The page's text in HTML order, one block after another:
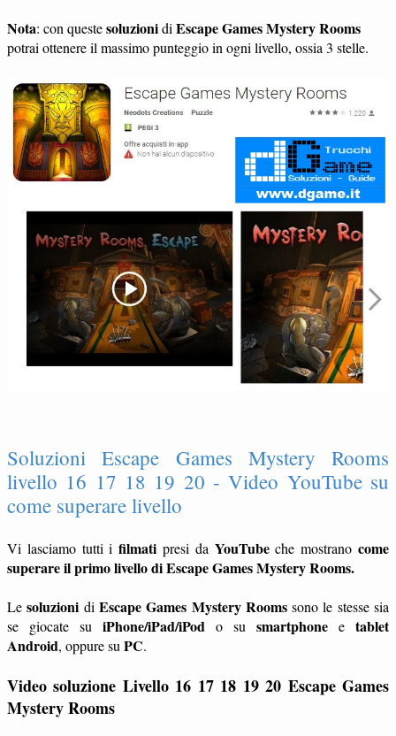
Nota: con questesoluzionidi Escape Games Mystery Rooms
potrai ottenere il massimo punteggio in ogni livello, ossia 3 stelle.
Soluzioni Escape Games Mystery Rooms
livello 16 17 18 19 20 - Video YouTube su
come superare livello
Vi lasciamo tutti ifilmati presi da YouTubeche mostranocome
superare il primo livello di Escape Games Mystery Rooms.
Lesoluzioni di Escape Games Mystery Roomssono le stesse sia
se giocate su iPhone/iPad/iPod o su smartphone e tablet
Android, oppure su PC.
Video soluzione Livello 16 17 18 19 20 Escape Games
Mystery Rooms